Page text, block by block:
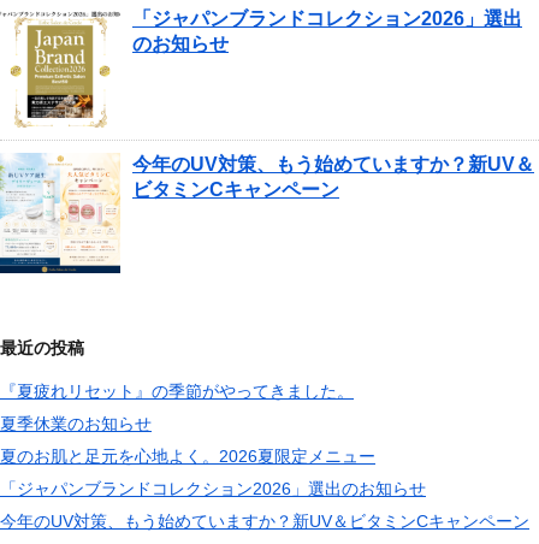
「ジャパンブランドコレクション2026」選出
のお知らせ
今年のUV対策、もう始めていますか？新UV＆
ビタミンCキャンペーン
最近の投稿
『夏疲れリセット』の季節がやってきました。
夏季休業のお知らせ
夏のお肌と足元を心地よく。2026夏限定メニュー
「ジャパンブランドコレクション2026」選出のお知らせ
今年のUV対策、もう始めていますか？新UV＆ビタミンCキャンペーン